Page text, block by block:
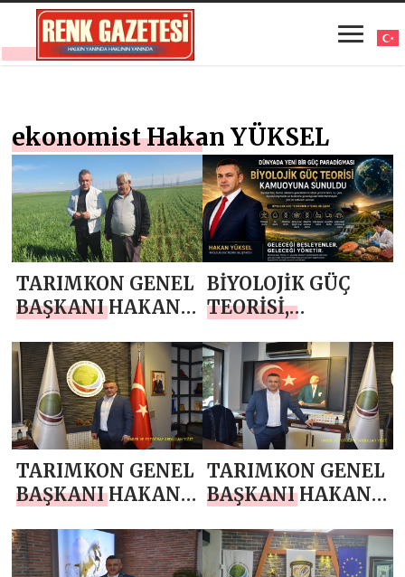
ekonomist Hakan YÜKSEL
TARIMKON GENEL
BAŞKANI HAKAN
BABALAR GÜNÜ
MESAJI
BİYOLOJİK GÜÇ
TEORİSİ,
BİR GÜÇ
PARADİGMASI
TARTIŞMAYA
AÇILDI
TARIMKON GENEL
BAŞKANI HAKAN
NİSAN POLİS
HAFTASI MESAJI
TARIMKON GENEL
BAŞKANI HAKAN
RAMAZAN AYI
MESAJI